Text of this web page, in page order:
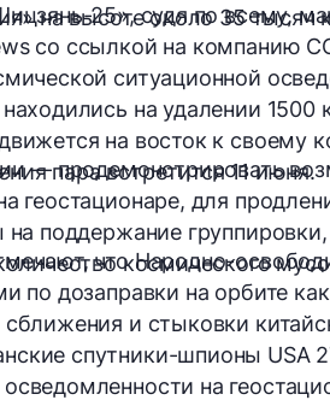
на высоте около 35 тысяч
25», судя по всему,
со ссылкой на компанию
ситуационной
на удалении 1500
на восток к своему
пара встретится11 июня.
— продемонстрировать
геостационаре, для
на поддержание
космического
что Народно-
по дозаправки на орбите
и стыковки
спутники-шпионы USA
на